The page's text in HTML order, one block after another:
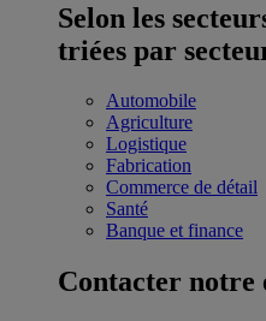
Selon les
triées par
Automobile
Agriculture
Logistique
Fabrication
Commerce de détail
Santé
Banque et finance
Contacter notre